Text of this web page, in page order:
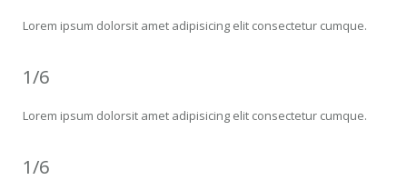
Lorem ipsum dolorsit amet adipisicing elit consectetur cumque.
1/6
Lorem ipsum dolorsit amet adipisicing elit consectetur cumque.
1/6